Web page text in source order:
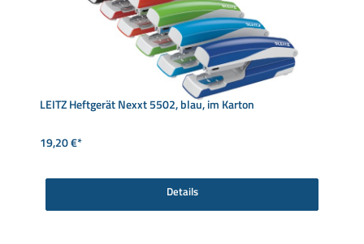
LEITZ Heftgerät Nexxt 5502, blau, im Karton
19,20 €*
Details